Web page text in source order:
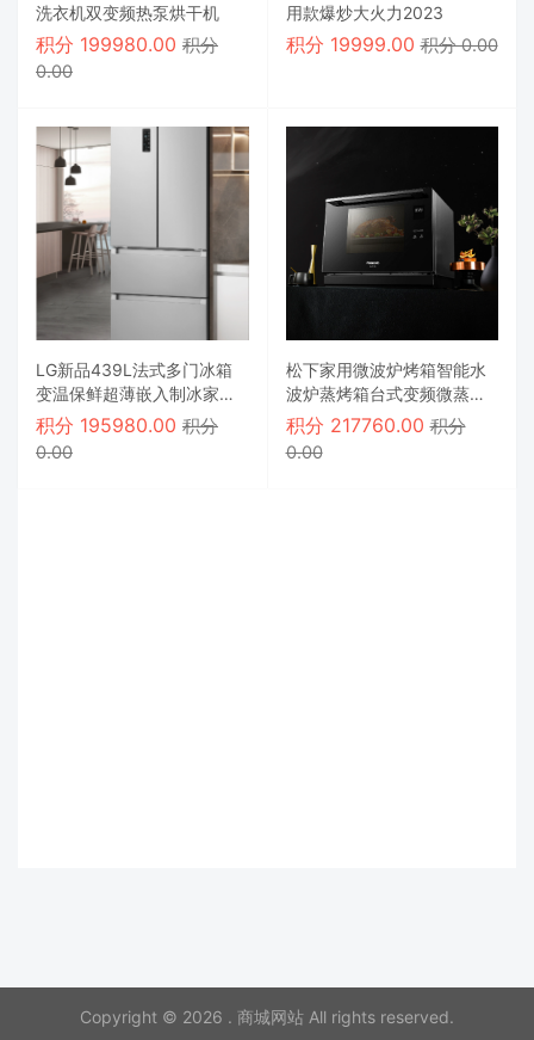
洗衣机双变频热泵烘干机
积分 199980.00 积分
0.00
用款爆炒大火力2023
积分 19999.00积分 0.00
LG新品439L法式多门冰箱
变温保鲜超薄嵌入制冰家用
电冰箱
积分 195980.00 积分
0.00
松下家用微波炉烤箱智能水
波炉蒸烤箱台式变频微蒸烤
一体机
积分 217760.00积分
0.00
Copyright © 2026 . 商城网站 All rights reserved.